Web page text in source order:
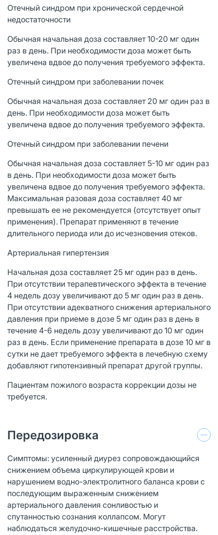
Отечный синдром при хронической сердечной
недостаточности
Обычная начальная доза составляет 10-20 мг один
раз в день. При необходимости доза может быть
увеличена вдвое до получения требуемого эффекта.
Отечный синдром при заболевании почек
Обычная начальная доза составляет 20 мг один раз в
день. При необходимости доза может быть
увеличена вдвое до получения требуемого эффекта.
Отечный синдром при заболевании печени
Обычная начальная доза составляет 5-10 мг один раз
в день. При необходимости доза может быть
увеличена вдвое до получения требуемого эффекта.
Максимальная разовая доза составляет 40 мг
превышать ее не рекомендуется (отсутствует опыт
применения). Препарат применяют в течение
длительного периода или до исчезновения отеков.
Артериальная гипертензия
Начальная доза составляет 25 мг один раз в день.
При отсутствии терапевтического эффекта в течение
4 недель дозу увеличивают до 5 мг один раз в день.
При отсутствии адекватного снижения артериального
давления при приеме в дозе 5 мг один раз в день в
течение 4-6 недель дозу увеличивают до 10 мг один
раз в день. Если применение препарата в дозе 10 мг в
сутки не дает требуемого эффекта в лечебную схему
добавляют гипотензивный препарат другой группы.
Пациентам пожилого возраста коррекции дозы не
требуется.
Передозировка
Симптомы: усиленный диурез сопровождающийся
снижением объема циркулирующей крови и
нарушением водно-электролитного баланса крови с
последующим выраженным снижением
артериального давления сонливостью и
спутанностью сознания коллапсом. Могут
наблюдаться желудочно-кишечные расстройства.